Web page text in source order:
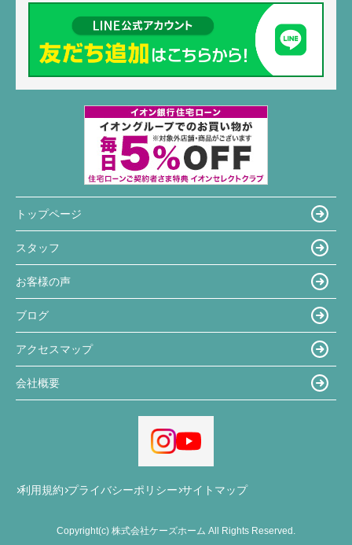
トップページ
スタッフ
お客様の声
ブログ
アクセスマップ
会社概要
利用規約 プライバシーポリシー サイトマップ
Copyright(c) 株式会社ケーズホーム All Rights Reserved.